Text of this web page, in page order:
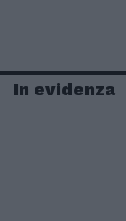
In evidenza